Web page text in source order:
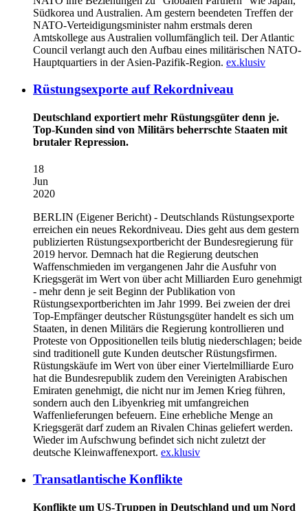
Südkorea und Australien. Am gestern beendeten Treffen der
NATO-Verteidigungsminister nahm erstmals deren
Amtskollege aus Australien vollumfänglich teil. Der Atlantic
Council verlangt auch den Aufbau eines militärischen NATO-
Hauptquartiers in der Asien-Pazifik-Region. ex.klusiv
Rüstungsexporte auf Rekordniveau
Deutschland exportiert mehr Rüstungsgüter denn je.
Top-Kunden sind von Militärs beherrschte Staaten mit
brutaler Repression.
18
Jun
2020
BERLIN (Eigener Bericht) - Deutschlands Rüstungsexporte
erreichen ein neues Rekordniveau. Dies geht aus dem gestern
publizierten Rüstungsexportbericht der Bundesregierung für
2019 hervor. Demnach hat die Regierung deutschen
Waffenschmieden im vergangenen Jahr die Ausfuhr von
Kriegsgerät im Wert von über acht Milliarden Euro genehmigt
- mehr denn je seit Beginn der Publikation von
Rüstungsexportberichten im Jahr 1999. Bei zweien der drei
Top-Empfänger deutscher Rüstungsgüter handelt es sich um
Staaten, in denen Militärs die Regierung kontrollieren und
Proteste von Oppositionellen teils blutig niederschlagen; beide
sind traditionell gute Kunden deutscher Rüstungsfirmen.
Rüstungskäufe im Wert von über einer Viertelmilliarde Euro
hat die Bundesrepublik zudem den Vereinigten Arabischen
Emiraten genehmigt, die nicht nur im Jemen Krieg führen,
sondern auch den Libyenkrieg mit umfangreichen
Waffenlieferungen befeuern. Eine erhebliche Menge an
Kriegsgerät darf zudem an Rivalen Chinas geliefert werden.
Wieder im Aufschwung befindet sich nicht zuletzt der
deutsche Kleinwaffenexport. ex.klusiv
Transatlantische Konflikte
Konflikte um US-Truppen in Deutschland und um Nord